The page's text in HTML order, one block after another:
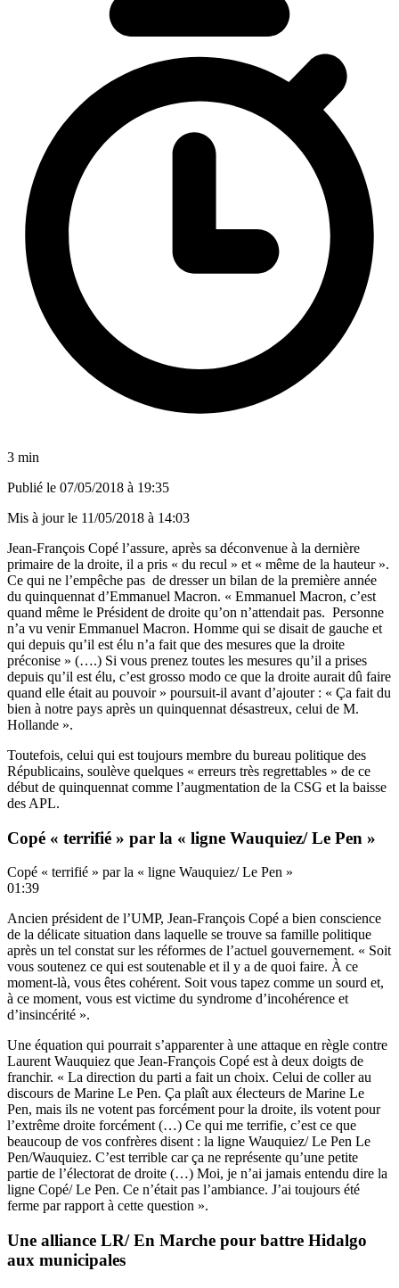
3 min
Publié le 07/05/2018 à 19:35
Mis à jour le 11/05/2018 à 14:03
Jean-François Copé l’assure, après sa déconvenue à la dernière
primaire de la droite, il a pris « du recul » et « même de la hauteur ».
Ce qui ne l’empêche pas de dresser un bilan de la première année
du quinquennat d’Emmanuel Macron. « Emmanuel Macron, c’est
quand même le Président de droite qu’on n’attendait pas. Personne
n’a vu venir Emmanuel Macron. Homme qui se disait de gauche et
qui depuis qu’il est élu n’a fait que des mesures que la droite
préconise » (….) Si vous prenez toutes les mesures qu’il a prises
depuis qu’il est élu, c’est grosso modo ce que la droite aurait dû faire
quand elle était au pouvoir » poursuit-il avant d’ajouter : « Ça fait du
bien à notre pays après un quinquennat désastreux, celui de M.
Hollande ».
Toutefois, celui qui est toujours membre du bureau politique des
Républicains, soulève quelques « erreurs très regrettables » de ce
début de quinquennat comme l’augmentation de la CSG et la baisse
des APL.
Copé « terrifié » par la « ligne Wauquiez/ Le Pen »
Copé « terrifié » par la « ligne Wauquiez/ Le Pen »
01:39
Ancien président de l’UMP, Jean-François Copé a bien conscience
de la délicate situation dans laquelle se trouve sa famille politique
après un tel constat sur les réformes de l’actuel gouvernement. « Soit
vous soutenez ce qui est soutenable et il y a de quoi faire. À ce
moment-là, vous êtes cohérent. Soit vous tapez comme un sourd et,
à ce moment, vous est victime du syndrome d’incohérence et
d’insincérité ».
Une équation qui pourrait s’apparenter à une attaque en règle contre
Laurent Wauquiez que Jean-François Copé est à deux doigts de
franchir. « La direction du parti a fait un choix. Celui de coller au
discours de Marine Le Pen. Ça plaît aux électeurs de Marine Le
Pen, mais ils ne votent pas forcément pour la droite, ils votent pour
l’extrême droite forcément (…) Ce qui me terrifie, c’est ce que
beaucoup de vos confrères disent : la ligne Wauquiez/ Le Pen Le
Pen/Wauquiez. C’est terrible car ça ne représente qu’une petite
partie de l’électorat de droite (…) Moi, je n’ai jamais entendu dire la
ligne Copé/ Le Pen. Ce n’était pas l’ambiance. J’ai toujours été
ferme par rapport à cette question ».
Une alliance LR/ En Marche pour battre Hidalgo
aux municipales